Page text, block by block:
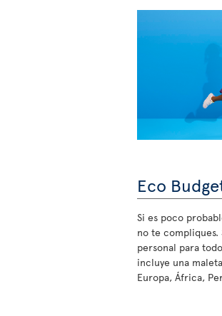
Eco
Si es poco
no te
personal para
incluye una
Europa, África,